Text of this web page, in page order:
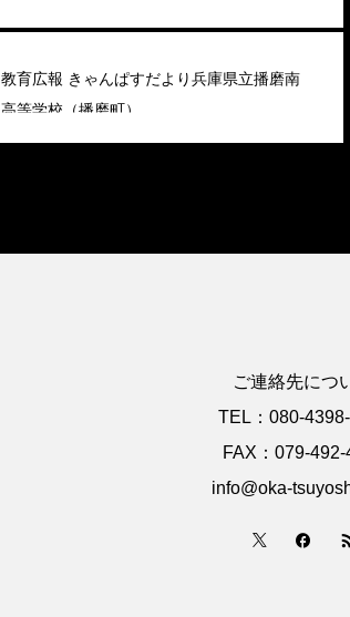
教育広報 きゃんぱすだより兵庫県立播磨南
高等学校（播磨町）
ご連絡先につ
TEL：080-
FAX：079-492-
info@oka-